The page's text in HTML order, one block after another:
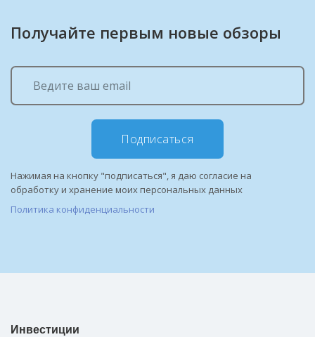
Получайте первым новые обзоры
Подписаться
Нажимая на кнопку "подписаться", я даю согласие на
обработку и хранение моих персональных данных
Политика конфиденциальности
Инвестиции